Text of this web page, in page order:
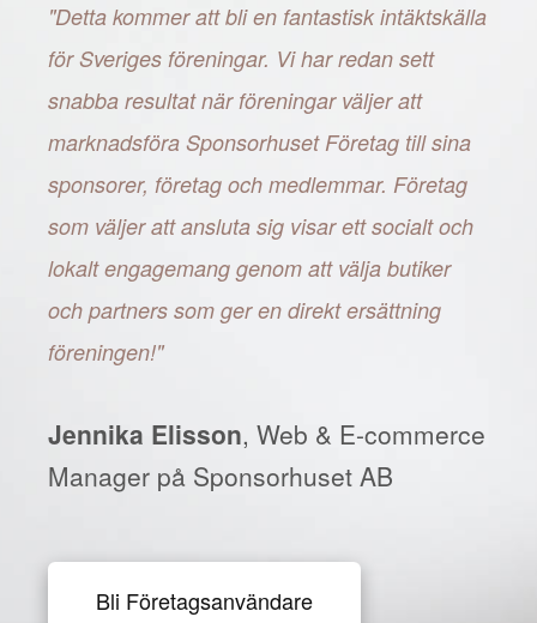
"Detta kommer att bli en fantastisk intäktskälla
för Sveriges föreningar. Vi har redan sett
snabba resultat när föreningar väljer att
marknadsföra Sponsorhuset Företag till sina
sponsorer, företag och medlemmar. Företag
som väljer att ansluta sig visar ett socialt och
lokalt engagemang genom att välja butiker
och partners som ger en direkt ersättning
föreningen!"
Jennika Elisson, Web & E-commerce
Manager på Sponsorhuset AB
Bli Företagsanvändare